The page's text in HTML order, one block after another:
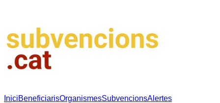
IniciBeneficiarisOrganismesSubvencionsAlertes